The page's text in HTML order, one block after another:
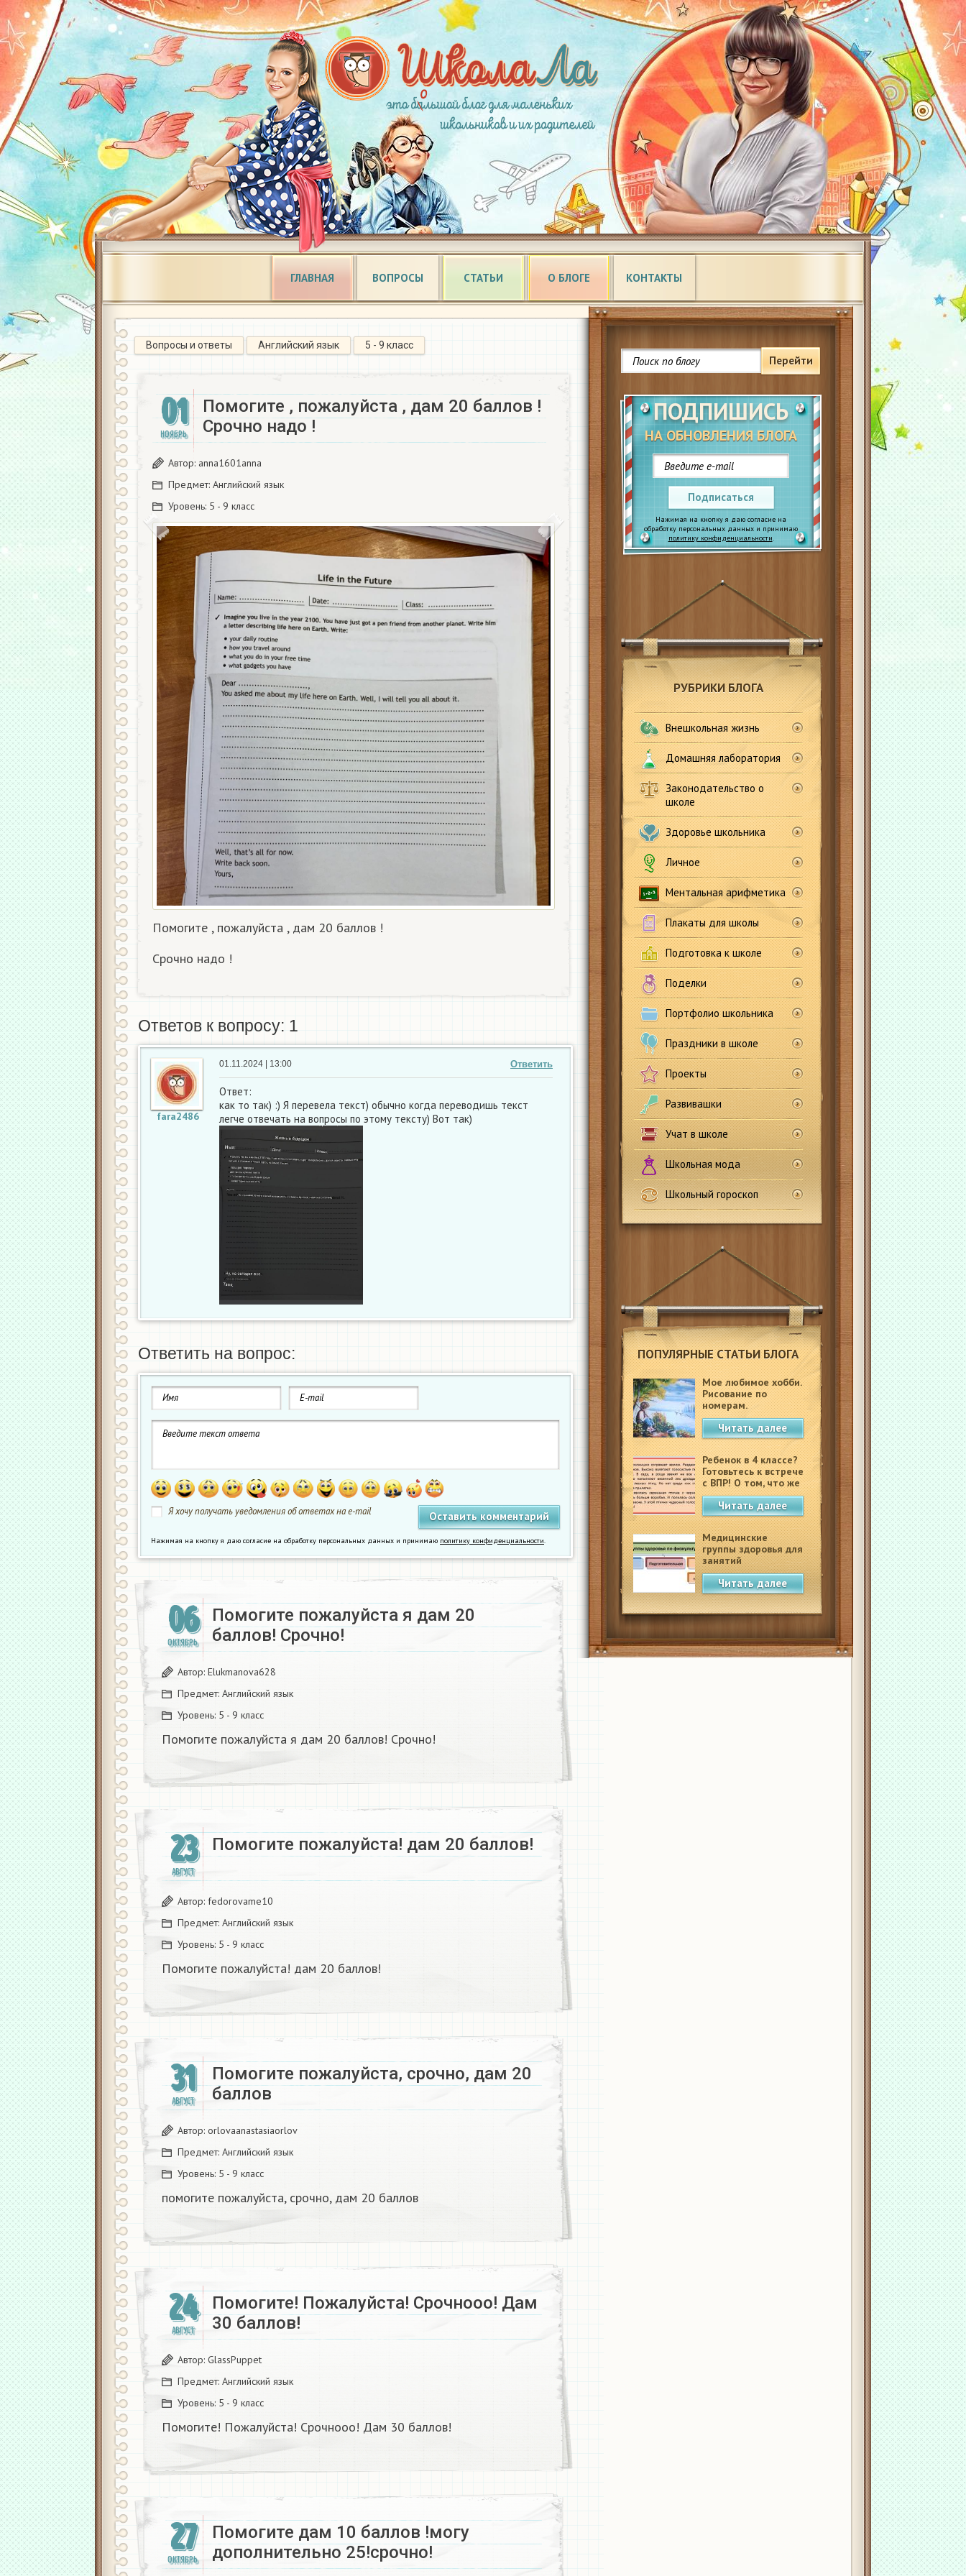
ГЛАВНАЯ ВОПРОСЫ СТАТЬИ О БЛОГЕ КОНТАКТЫ
Перейти
ПОДПИШИСЬ
НА ОБНОВЛЕНИЯ БЛОГА
Подписаться
Нажимая на кнопку я даю согласие на
обработку персональных данных и принимаю
политику конфиденциальности.
РУБРИКИ БЛОГА
Внешкольная жизнь
Домашняя лаборатория
Законодательство о
школе
Здоровье школьника
Личное
Ментальная арифметика
Плакаты для школы
Подготовка к школе
Поделки
Портфолио школьника
Праздники в школе
Проекты
Развивашки
Учат в школе
Школьная мода
Школьный гороскоп
ПОПУЛЯРНЫЕ СТАТЬИ БЛОГА
Мое любимое хобби.
Рисование по
номерам.
Читать далее
Ребенок в 4 классе?
Готовьтесь к встрече
с ВПР! О том, что же
это такое.
Читать далее
Медицинские
группы здоровья для
занятий
физкультурой в
школеЧитать далее
Вопросы и ответы Английский язык 5 - 9 класс
01
НОЯБРЬ
Помогите , пожалуйста , дам 20 баллов !
Срочно надо !
Автор: anna1601anna
Предмет: Английский язык
Уровень: 5 - 9 класс
Помогите , пожалуйста , дам 20 баллов !
Срочно надо !
Ответов к вопросу: 1
fara2486
Ответить
01.11.2024 | 13:00
Ответ:
как то так) :) Я перевела текст) обычно когда переводишь текст
легче отвечать на вопросы по этому тексту) Вот так)
Ответить на вопрос:
Я хочу получать уведомления об ответах на e-mail
Нажимая на кнопку я даю согласие на обработку персональных данных и принимаю политику конфиденциальности.
06
ОКТЯБРЬ
Помогите пожалуйста я дам 20
баллов! Срочно!
Автор: Elukmanova628
Предмет: Английский язык
Уровень: 5 - 9 класс
Помогите пожалуйста я дам 20 баллов! Срочно!
23
АВГУСТ
Помогите пожалуйста! дам 20 баллов!
Автор: fedorovame10
Предмет: Английский язык
Уровень: 5 - 9 класс
Помогите пожалуйста! дам 20 баллов!
31
АВГУСТ
Помогите пожалуйста, срочно, дам 20
баллов​
Автор: orlovaanastasiaorlov
Предмет: Английский язык
Уровень: 5 - 9 класс
помогите пожалуйста, срочно, дам 20 баллов​
24
АВГУСТ
Помогите! Пожалуйста! Срочнооо! Дам
30 баллов!
Автор: GlassPuppet
Предмет: Английский язык
Уровень: 5 - 9 класс
Помогите! Пожалуйста! Срочнооо! Дам 30 баллов!
27
ОКТЯБРЬ
Помогите дам 10 баллов !могу
дополнительно 25!срочно!